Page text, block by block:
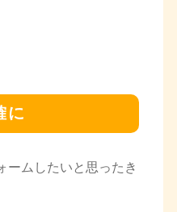
に
ームしたいと思ったき